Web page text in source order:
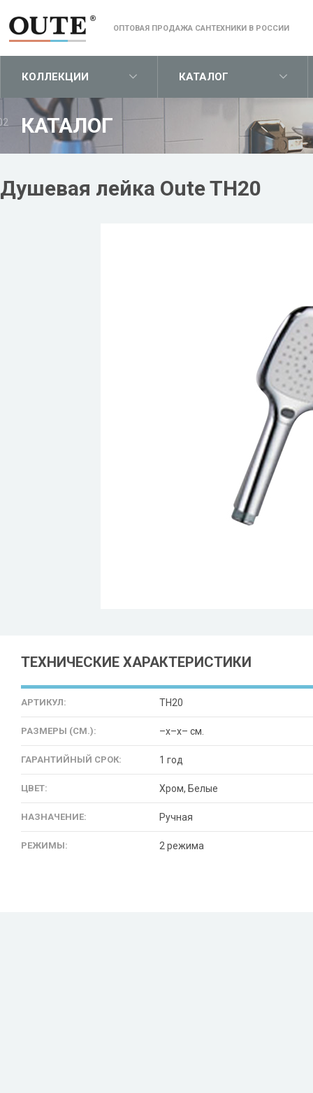
ОПТОВАЯ ПРОДАЖА САНТЕХНИКИ В РОССИИ
КОЛЛЕКЦИИ КАТАЛОГ
КАТАЛОГ
Душевая лейка Oute TH20
ТЕХНИЧЕСКИЕ ХАРАКТЕРИСТИКИ
АРТИКУЛ: TH20
РАЗМЕРЫ (СМ.): –x–x– см.
ГАРАНТИЙНЫЙ СРОК: 1 год
ЦВЕТ: Хром, Белые
НАЗНАЧЕНИЕ: Ручная
РЕЖИМЫ: 2 режима